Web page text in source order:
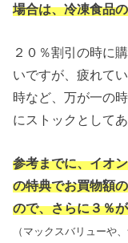
場合は、冷凍食品
２０％割引の時に
いですが、疲れて
時など、万が一の
にストックとして
参考までに、イオ
の特典でお買物額
ので、さらに３％
（マックスバリューや